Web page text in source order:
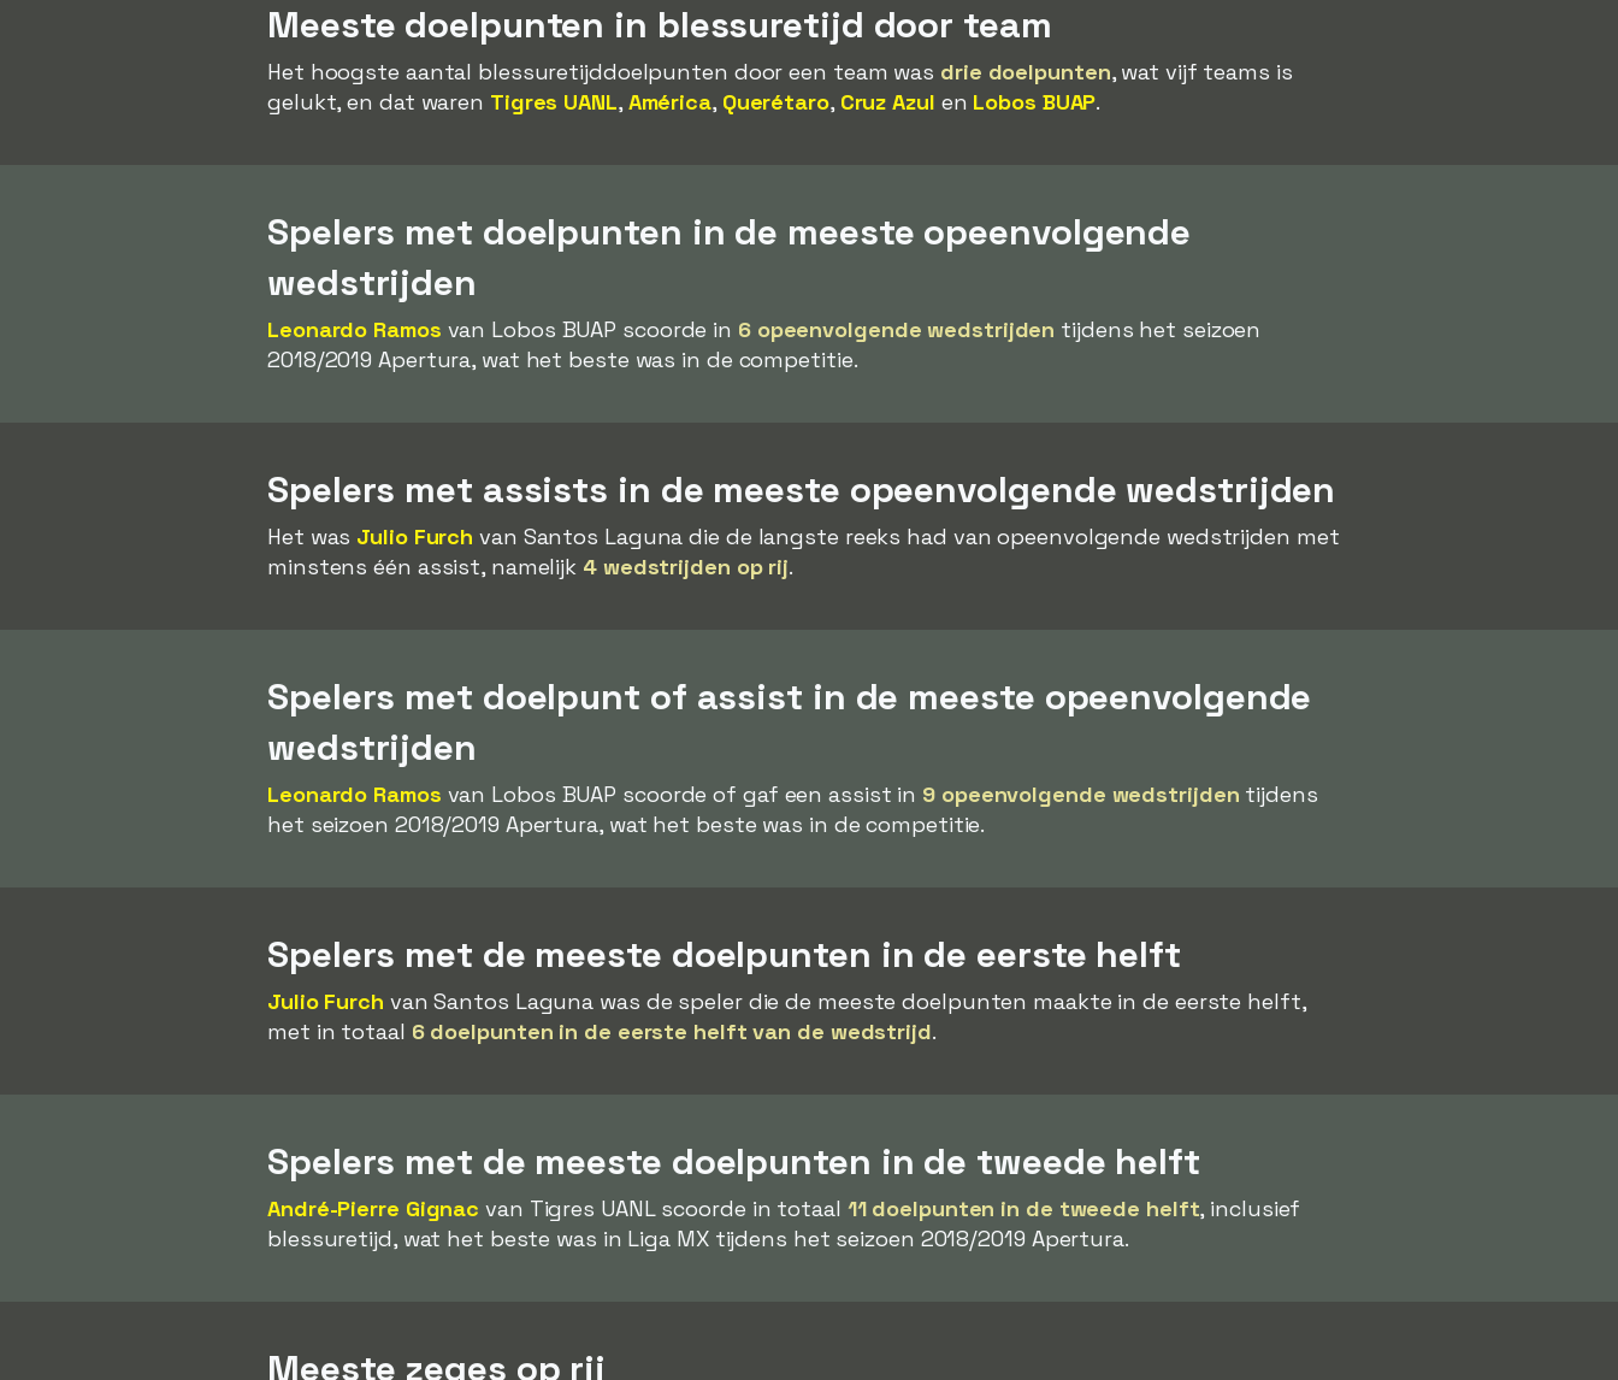
Meeste doelpunten in blessuretijd door team
Het hoogste aantal blessuretijddoelpunten door een team was drie doelpunten, wat vijf teams is
gelukt, en dat waren Tigres UANL, América, Querétaro, Cruz Azul en Lobos BUAP.
Spelers met doelpunten in de meeste opeenvolgende
wedstrijden
Leonardo Ramos van Lobos BUAP scoorde in 6 opeenvolgende wedstrijden tijdens het seizoen
2018/2019 Apertura, wat het beste was in de competitie.
Spelers met assists in de meeste opeenvolgende wedstrijden
Het was Julio Furch van Santos Laguna die de langste reeks had van opeenvolgende wedstrijden met
minstens één assist, namelijk 4 wedstrijden op rij.
Spelers met doelpunt of assist in de meeste opeenvolgende
wedstrijden
Leonardo Ramos van Lobos BUAP scoorde of gaf een assist in 9 opeenvolgende wedstrijden tijdens
het seizoen 2018/2019 Apertura, wat het beste was in de competitie.
Spelers met de meeste doelpunten in de eerste helft
Julio Furch van Santos Laguna was de speler die de meeste doelpunten maakte in de eerste helft,
met in totaal 6 doelpunten in de eerste helft van de wedstrijd.
Spelers met de meeste doelpunten in de tweede helft
André-Pierre Gignac van Tigres UANL scoorde in totaal 11 doelpunten in de tweede helft, inclusief
blessuretijd, wat het beste was in Liga MX tijdens het seizoen 2018/2019 Apertura.
Meeste zeges op rij